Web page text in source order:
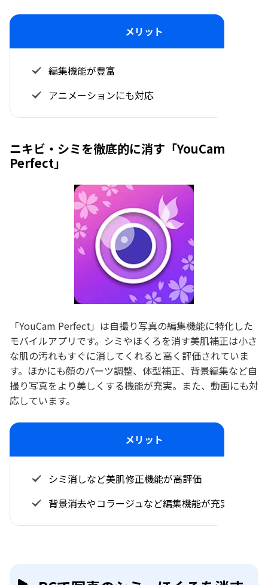
メリット
編集機能が豊富
アニメーションにも対応
ニキビ・シミを徹底的に消す「YouCam
Perfect」
「YouCam Perfect」は自撮り写真の編集機能に特化した
モバイルアプリです。シミやほくろを消す美肌補正は小さ
な肌の汚れもすぐに消してくれると高く評価されていま
す。ほかにも顔のパーツ調整、体型補正、背景編集など自
撮り写真をより美しくする機能が充実。また、動画にも対
応しています。
メリット
シミ消しなど美肌修正機能が高評価
背景消去やコラージュなど編集機能が充実